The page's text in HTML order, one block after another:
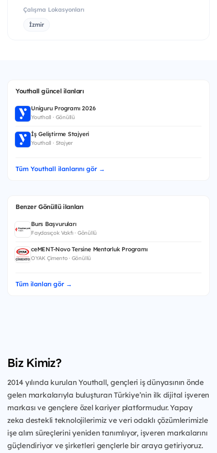
Çalışma Lokasyonları
İzmir
Youthall güncel ilanları
Uniguru Programı 2026
Youthall · Gönüllü
İş Geliştirme Stajyeri
Youthall · Stajyer
Tüm Youthall ilanlarını gör →
Benzer Gönüllü ilanları
Burs Başvuruları
Faydasıçok Vakfı · Gönüllü
ceMENT-Novo Tersine Mentorluk Programı
OYAK Çimento · Gönüllü
Tüm ilanları gör →
Biz Kimiz?
2014 yılında kurulan Youthall, gençleri iş dünyasının önde
gelen markalarıyla buluşturan Türkiye’nin ilk dijital işveren
markası ve gençlere özel kariyer platformudur. Yapay
zeka destekli teknolojilerimiz ve veri odaklı çözümlerimizle
işe alım süreçlerini yeniden tanımlıyor, işveren markalarını
güçlendiriyor ve şirketleri gençlerle bir araya getiriyoruz.